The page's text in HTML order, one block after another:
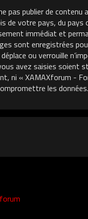
pas publier de
de votre pays, du
immédiat et
sont enregistrées
ou verrouille
avez saisies soient
ni « XAMAXforum -
les données.